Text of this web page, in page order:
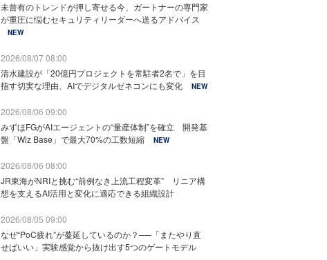
未曾有のトレンドが押し寄せる今、ガートナーの専門家
が重圧に悩むセキュリティリーダーへ送るアドバイス
NEW
2026/08/07 08:00
清水建設が「20億円プロジェクトを常駐者2名で」を目
指す切実な理由、AIでデジタルゼネコンにも変化
NEW
2026/08/06 09:00
みずほFGがAIエージェントの“量産体制”を確立 開発基
盤「Wiz Base」で最大70%の工数短縮
NEW
2026/08/06 08:00
JR東海がNRIと挑む“前例なき上流工程変革” リニア構
想を支えるAI活用と変化に適応できる組織設計
2026/08/05 09:00
なぜ“PoC疲れ”が蔓延しているのか？──「またやり直
せばいい」実験感覚から抜け出す5つのゲートモデル